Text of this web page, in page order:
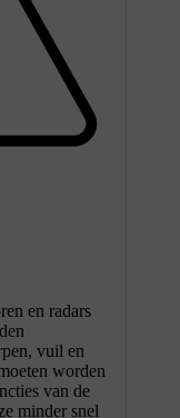
en radars
vuil en
worden
van de
minder snel